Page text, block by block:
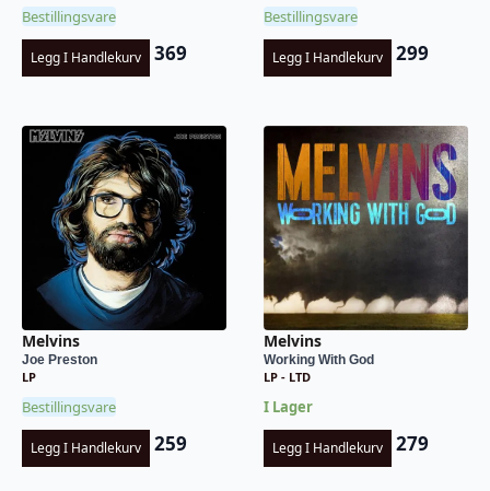
Bestillingsvare
Legg I Handlekurv 369
Bestillingsvare
Legg I Handlekurv 299
Melvins
Joe Preston
LP
Bestillingsvare
Legg I Handlekurv 259
Melvins
Working With God
LP - LTD
I Lager
Legg I Handlekurv 279